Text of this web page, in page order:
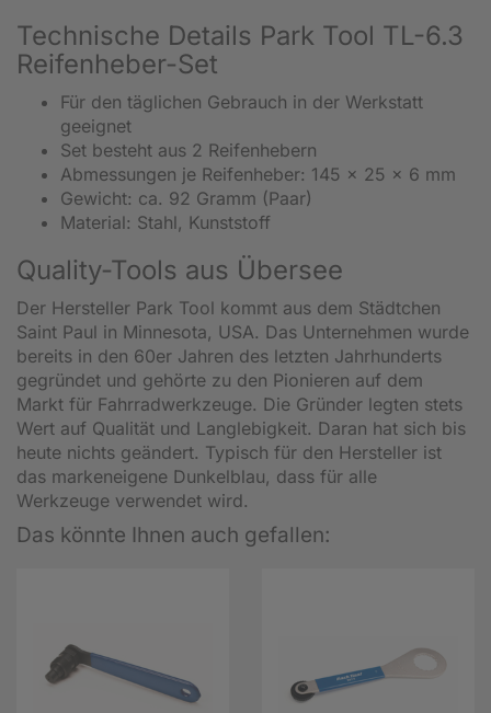
Technische Details Park Tool TL-6.3
Reifenheber-Set
Für den täglichen Gebrauch in der Werkstatt
geeignet
Set besteht aus 2 Reifenhebern
Abmessungen je Reifenheber: 145 x 25 x 6 mm
Gewicht: ca. 92 Gramm (Paar)
Material: Stahl, Kunststoff
Quality-Tools aus Übersee
Der Hersteller Park Tool kommt aus dem Städtchen
Saint Paul in Minnesota, USA. Das Unternehmen wurde
bereits in den 60er Jahren des letzten Jahrhunderts
gegründet und gehörte zu den Pionieren auf dem
Markt für Fahrradwerkzeuge. Die Gründer legten stets
Wert auf Qualität und Langlebigkeit. Daran hat sich bis
heute nichts geändert. Typisch für den Hersteller ist
das markeneigene Dunkelblau, dass für alle
Werkzeuge verwendet wird.
Das könnte Ihnen auch gefallen: